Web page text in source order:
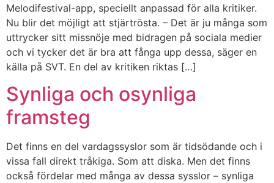
Melodifestival-app, speciellt anpassad för alla kritiker.
Nu blir det möjligt att stjärtrösta. – Det är ju många som
uttrycker sitt missnöje med bidragen på sociala medier
och vi tycker det är bra att fånga upp dessa, säger en
källa på SVT. En del av kritiken riktas […]
Synliga och osynliga
framsteg
Det finns en del vardagssyslor som är tidsödande och i
vissa fall direkt tråkiga. Som att diska. Men det finns
också fördelar med många av dessa sysslor – synliga